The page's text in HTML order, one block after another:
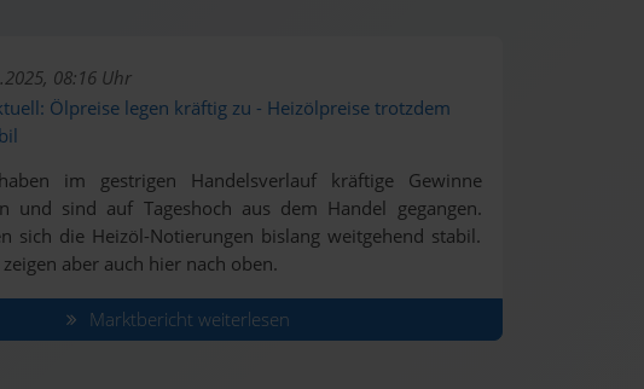
08:16 Uhr
Ölpreise legen kräftig zu - Heizölpreise trotzdem
im gestrigen Handelsverlauf kräftige Gewinne
und sind auf Tageshoch aus dem Handel gegangen.
sich die Heizöl-Notierungen bislang weitgehend stabil.
aber auch hier nach oben.
Marktbericht weiterlesen